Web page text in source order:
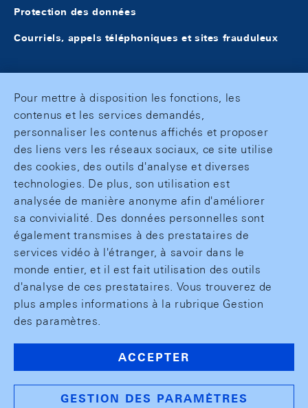
Protection des données
Courriels, appels téléphoniques et sites frauduleux
Pour mettre à disposition les fonctions, les
contenus et les services demandés,
personnaliser les contenus affichés et proposer
des liens vers les réseaux sociaux, ce site utilise
des cookies, des outils d'analyse et diverses
technologies. De plus, son utilisation est
analysée de manière anonyme afin d'améliorer
sa convivialité. Des données personnelles sont
également transmises à des prestataires de
services vidéo à l'étranger, à savoir dans le
monde entier, et il est fait utilisation des outils
d'analyse de ces prestataires. Vous trouverez de
plus amples informations à la rubrique Gestion
des paramètres.
ACCEPTER
GESTION DES PARAMÈTRES